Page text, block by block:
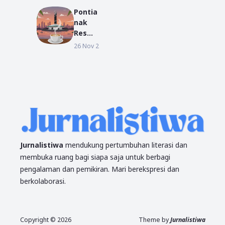
Desa
Mas
Bangu
n
an
Kualit
as
Denga
Pontia
nak
Resmi
Jadi
Komu
nikasi
Garis
Khatul
istiwa
KALBAR
26 Nov 2025
Jurnalistiwa mendukung pertumbuhan literasi dan
membuka ruang bagi siapa saja untuk berbagi
pengalaman dan pemikiran. Mari berekspresi dan
berkolaborasi.
Copyright © 2026 Theme byJurnalistiwa